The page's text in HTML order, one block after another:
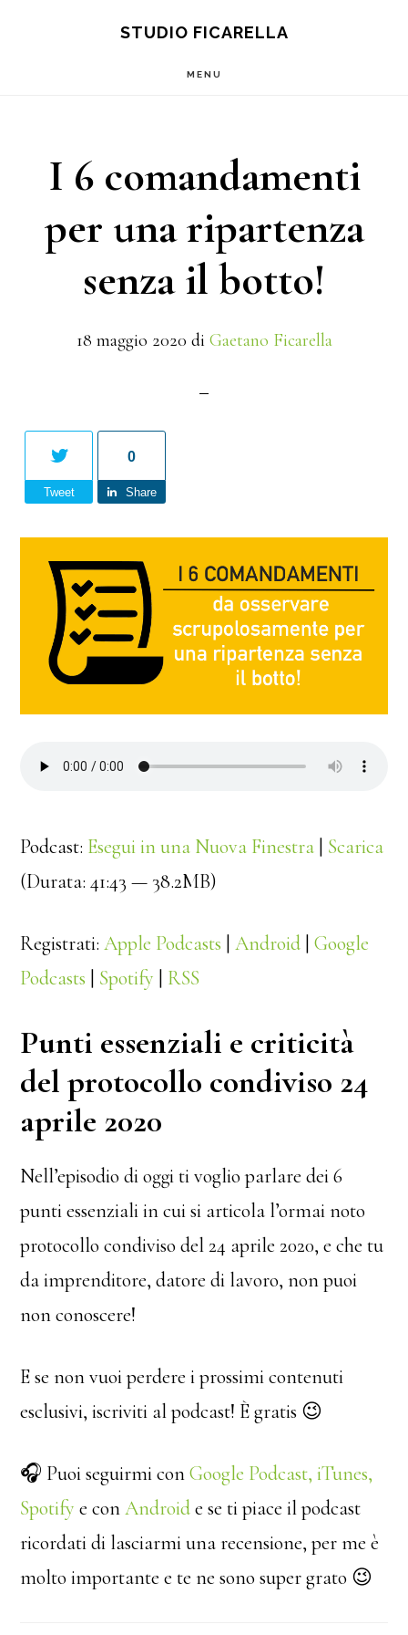
STUDIO FICARELLA
MENU
I 6 comandamenti
per una ripartenza
senza il botto!
18 maggio 2020 di Gaetano Ficarella
Tweet
0
Share
Podcast: Esegui in una Nuova Finestra
Scarica
(Durata: 41:43 — 38.2MB)
Registrati:Apple Podcasts |Android |Google
Podcasts
Spotify RSS
Punti essenziali e criticità
del protocollo condiviso 24
aprile 2020
Nell’episodio di oggi ti voglio parlare dei 6
punti essenziali in cui si articola l’ormai noto
protocollo condiviso del 24 aprile 2020, e che tu
da imprenditore, datore di lavoro, non puoi
non conoscere!
E se non vuoi perdere i prossimi contenuti
esclusivi, iscriviti al podcast! È gratis 😉
🎧 Puoi seguirmi conGoogle Podcast,iTunes,
Spotify e conAndroide se ti piace il podcast
ricordati di lasciarmi una recensione, per me è
molto importante e te ne sono super grato 😉